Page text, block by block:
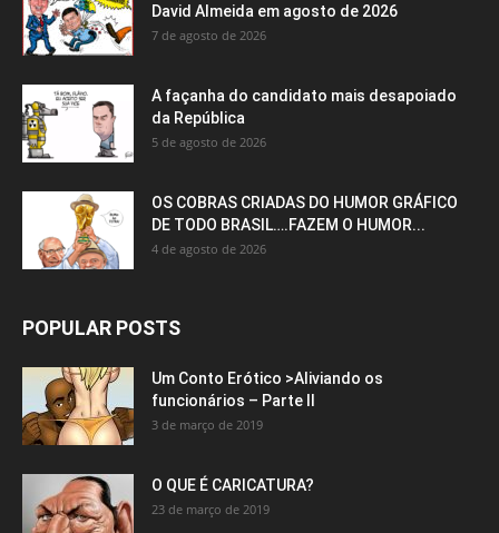
David Almeida em agosto de 2026
7 de agosto de 2026
A façanha do candidato mais desapoiado
da República
5 de agosto de 2026
OS COBRAS CRIADAS DO HUMOR GRÁFICO
DE TODO BRASIL….FAZEM O HUMOR...
4 de agosto de 2026
POPULAR POSTS
Um Conto Erótico >Aliviando os
funcionários – Parte II
3 de março de 2019
O QUE É CARICATURA?
23 de março de 2019